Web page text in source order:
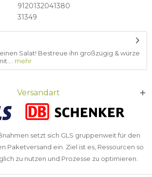
9120132041380
31349
Salat! Bestreue ihn großzügig & würze
mehr
Versandart
setzt sich GLS gruppenweit für den
Paketversand ein. Ziel ist es, Ressourcen so
zu nutzen und Prozesse zu optimieren.